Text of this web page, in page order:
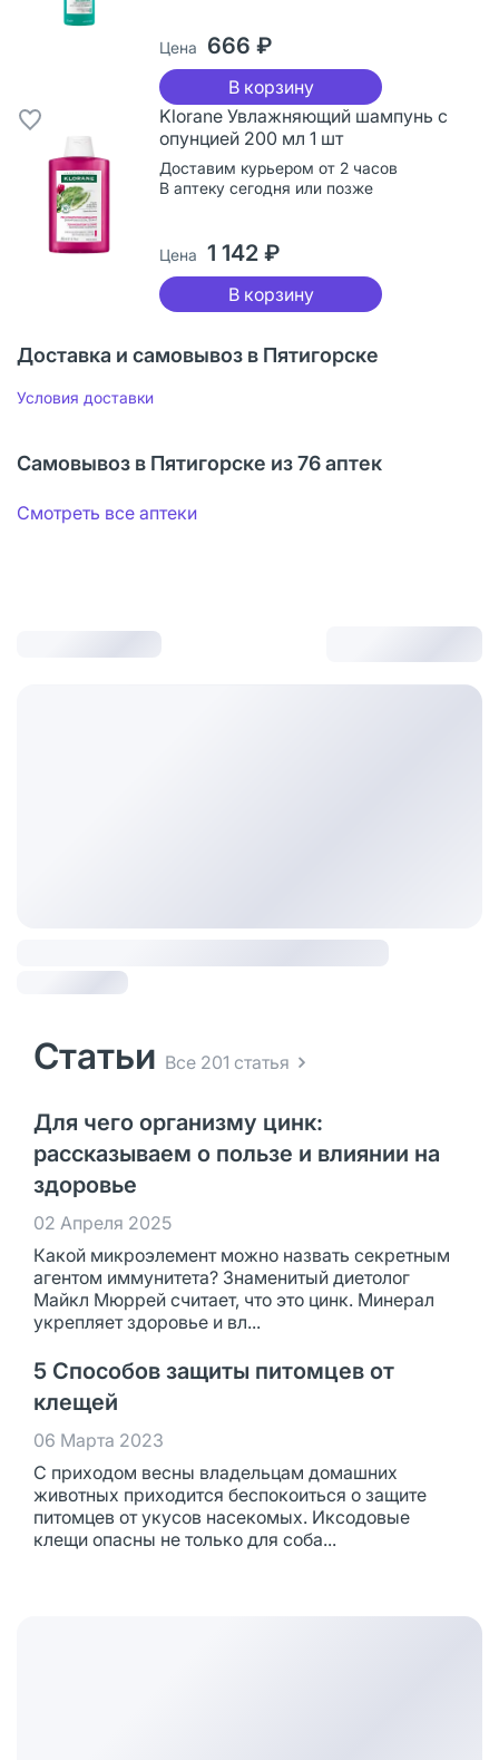
Цена 666 ₽
В корзину
Klorane Увлажняющий шампунь с
опунцией 200 мл 1 шт
Доставим курьером от 2 часов
В аптеку сегодня или позже
Цена 1 142 ₽
В корзину
Доставка и самовывоз в Пятигорске
Условия доставки
Самовывоз в Пятигорске из 76 аптек
Смотреть все аптеки
Статьи Все 201 статья
Для чего организму цинк:
рассказываем о пользе и влиянии на
здоровье
02 Апреля 2025
Какой микроэлемент можно назвать секретным
агентом иммунитета? Знаменитый диетолог
Майкл Мюррей считает, что это цинк. Минерал
укрепляет здоровье и вл...
5 Способов защиты питомцев от
клещей
06 Марта 2023
С приходом весны владельцам домашних
животных приходится беспокоиться о защите
питомцев от укусов насекомых. Иксодовые
клещи опасны не только для соба...